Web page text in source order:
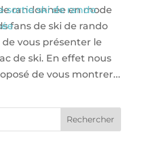
randonnée en mode
fans de ski de rando
vous présenter le
de ski. En effet nous
de vous montrer...